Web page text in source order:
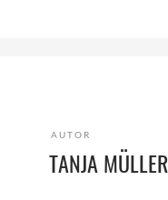
AUTOR
TANJA MÜLLER